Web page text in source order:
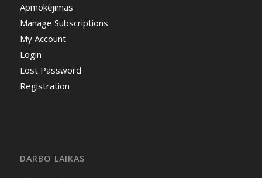
Apmokėjimas
Manage Subscriptions
My Account
Login
Lost Password
Registration
DARBO LAIKAS